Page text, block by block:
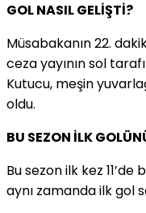
GOL NASIL GELİŞTİ?
Müsabakanın 22.
ceza yayının sol
Kutucu, meşin
oldu.
BU SEZON İLK
Bu sezon ilk kez
aynı zamanda ilk gol